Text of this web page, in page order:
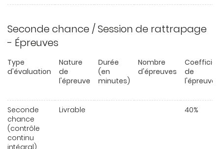
Seconde chance / Session de rattrapage
- Épreuves
Type
d'évaluation
Nature
de
l'épreuve
Durée
(en
minutes)
Nombre
d'épreuves
de
l'épreuve
Seconde
chance
(contrôle
continu
intégral)
Livrable 40%